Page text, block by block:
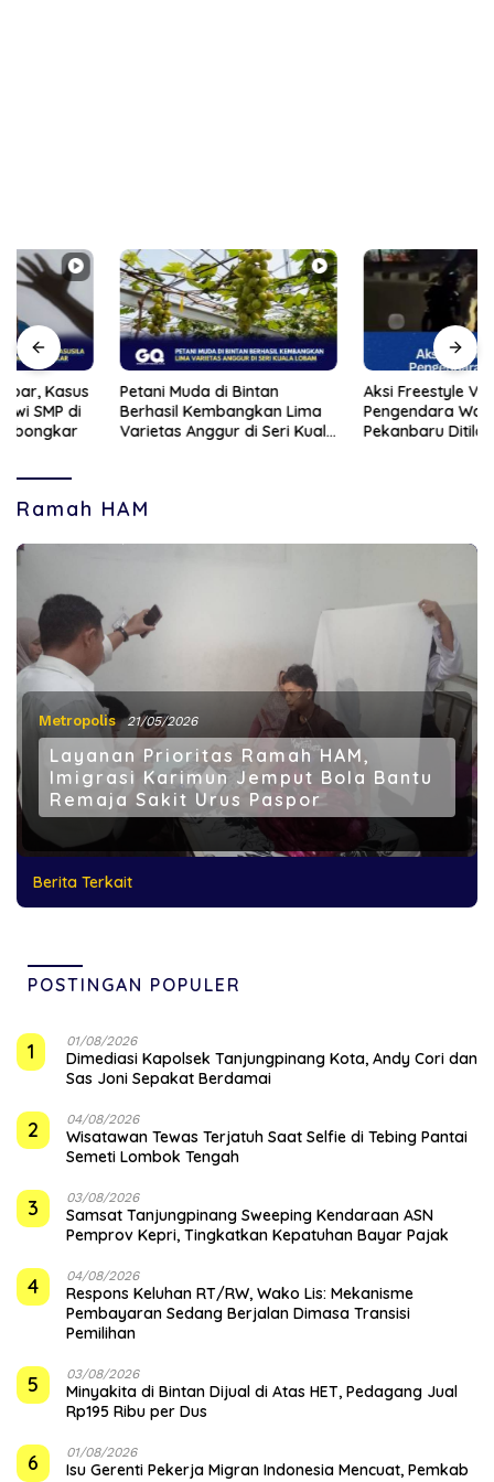
Petani Muda di Bintan
Berhasil Kembangkan Lima
Varietas Anggur di Seri Kuala
Aksi Freestyle Viral,
Pengendara Wanita di
Pekanbaru Ditilang Polisi
Ramah HAM
Metropolis 21/05/2026
Layanan Prioritas Ramah HAM,
Imigrasi Karimun Jemput Bola Bantu
Remaja Sakit Urus Paspor
Berita Terkait
POSTINGAN POPULER
1 01/08/2026
Dimediasi Kapolsek Tanjungpinang Kota, Andy Cori dan
Sas Joni Sepakat Berdamai
2 04/08/2026
Wisatawan Tewas Terjatuh Saat Selfie di Tebing Pantai
Semeti Lombok Tengah
3 03/08/2026
Samsat Tanjungpinang Sweeping Kendaraan ASN
Pemprov Kepri, Tingkatkan Kepatuhan Bayar Pajak
4 04/08/2026
‎Respons Keluhan RT/RW, Wako Lis: Mekanisme
Pembayaran Sedang Berjalan Dimasa Transisi
Pemilihan
5 03/08/2026
Minyakita di Bintan Dijual di Atas HET, Pedagang Jual
Rp195 Ribu per Dus
6 01/08/2026
Isu Gerenti Pekerja Migran Indonesia Mencuat, Pemkab